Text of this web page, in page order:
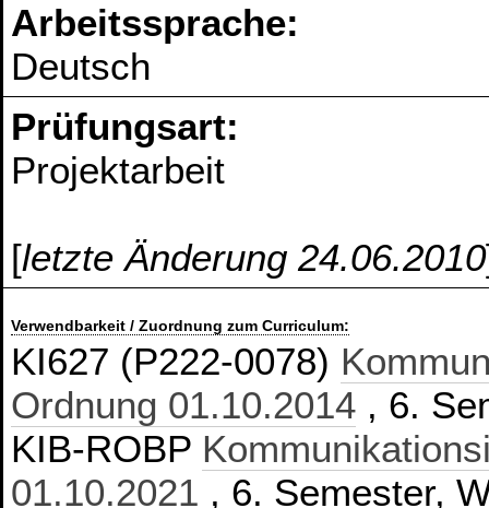
Arbeitssprache:
Deutsch
Prüfungsart:
Projektarbeit
[letzte Änderung 24.06.2010
Verwendbarkeit / Zuordnung zum Curriculum:
KI627 (P222-0078)
Ordnung 01.10.2014 , 6.
KIB-ROBP
01.10.2021 , 6. Semester,